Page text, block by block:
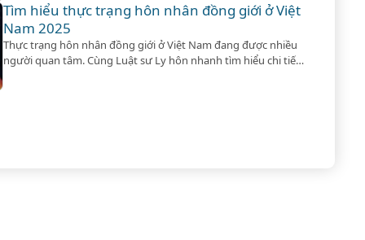
Tìm hiểu thực trạng hôn nhân đồng giới ở Việt
Nam 2025
Thực trạng hôn nhân đồng giới ở Việt Nam đang được nhiều
người quan tâm. Cùng Luật sư Ly hôn nhanh tìm hiểu chi tiết